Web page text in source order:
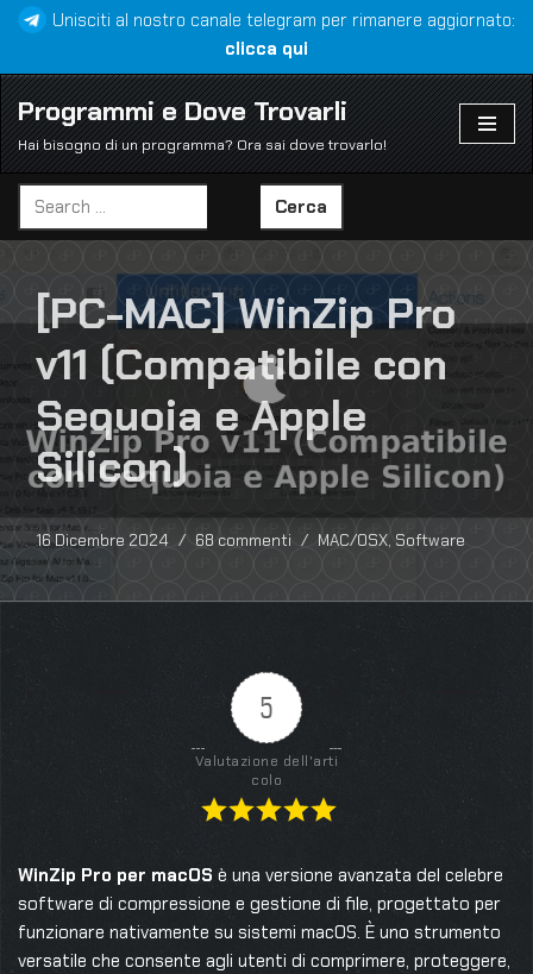
al
contenuto
Unisciti al nostro canale telegram per rimanere aggiornato:
clicca qui
Programmi e Dove Trovarli
Hai bisogno di un programma? Ora sai dove trovarlo!
Cerca
[PC-MAC] WinZip Pro
v11 (Compatibile con
Sequoia e Apple
Silicon)
16 Dicembre 2024 68 commenti MAC/OSX, Software
5
Valutazione dell'arti
colo
WinZip Pro per macOS è una versione avanzata del celebre
software di compressione e gestione di file, progettato per
funzionare nativamente su sistemi macOS. È uno strumento
versatile che consente agli utenti di comprimere, proteggere,